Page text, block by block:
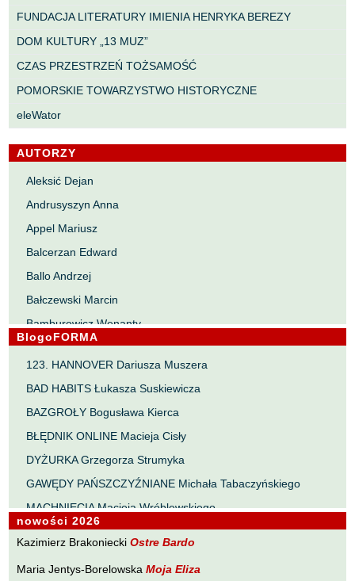
FUNDACJA LITERATURY IMIENIA HENRYKA BEREZY
DOM KULTURY „13 MUZ”
CZAS PRZESTRZEŃ TOŻSAMOŚĆ
POMORSKIE TOWARZYSTWO HISTORYCZNE
eleWator
AUTORZY
Aleksić Dejan
Andrusyszyn Anna
Appel Mariusz
Balcerzan Edward
Ballo Andrzej
Bałczewski Marcin
Bamburowicz Wenanty
Bawołek Waldemar
Bereza Henryk
Berezin Kostia
Bielawa Jacek
Biernacka Alina
Bieszczad Maciej
Bigoszewska Maria
Bitner Dariusz
Błahy Jarosław
BlogoFORMA
123. HANNOVER Dariusza Muszera
BAD HABITS Łukasza Suskiewicza
BAZGROŁY Bogusława Kierca
BŁĘDNIK ONLINE Macieja Cisły
DYŻURKA Grzegorza Strumyka
GAWĘDY PAŃSZCZYŹNIANE Michała Tabaczyńskiego
MACHNIĘCIA Macieja Wróblewskiego
MAŁOMIASTECZKOWE ZRYWY Zbigniewa Wojciechowicza
nowości 2026
Kazimierz BrakonieckiOstre Bardo
Maria Jentys-BorelowskaMoja Eliza